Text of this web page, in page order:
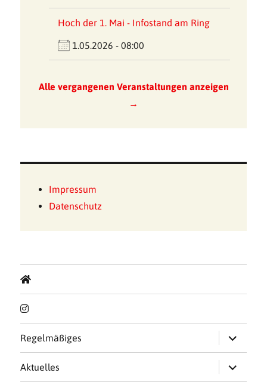
Hoch der 1. Mai - Infostand am Ring
1.05.2026 - 08:00
Alle vergangenen Veranstaltungen anzeigen
→
Impressum
Datenschutz
Regelmäßiges
öffnen
Aktuelles
öffnen